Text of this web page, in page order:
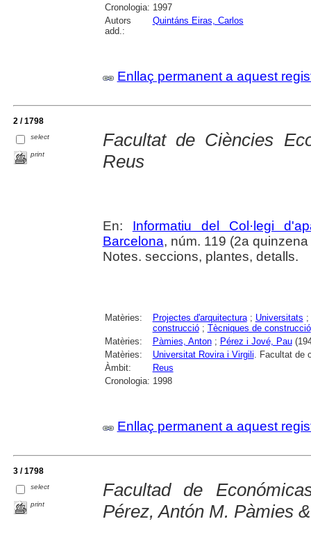
Cronologia: 1997
Autors
add.:
Quintáns Eiras, Carlos
Enllaç permanent a aquest
2 / 1798
select
print
Facultat de Ciències
Reus
En: Informatiu del Col·legi
Barcelona, núm. 119 (2a
Notes. seccions, plantes, detalls.
Matèries: Projectes d'arquitectura; Universitats ;
construcció; Tècniques de construcció
Matèries:
Pàmies, Anton; Pérez i Jové, Pau
Matèries:
Universitat Rovira i Virgili. Facultat de
Àmbit:
Reus
Cronologia: 1998
Enllaç permanent a aquest
3 / 1798
select
print
Facultad de
Pérez, Antón M. Pàmies